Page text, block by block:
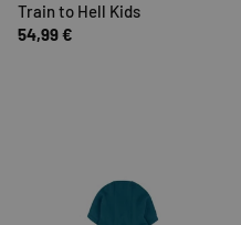
Train to Hell Kids
54,99 €